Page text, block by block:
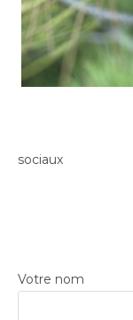
Suivez
sociaux
Votre nom